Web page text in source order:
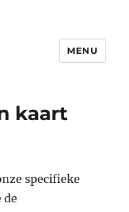
MENU
kaart
specifieke
de